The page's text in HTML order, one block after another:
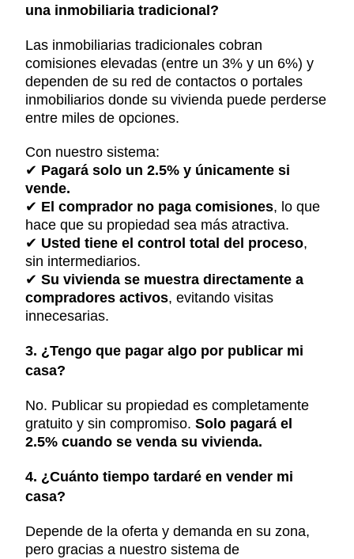
una inmobiliaria tradicional?
Las inmobiliarias tradicionales cobran
comisiones elevadas (entre un 3% y un 6%) y
dependen de su red de contactos o portales
inmobiliarios donde su vivienda puede perderse
entre miles de opciones.
Con nuestro sistema:
✔ Pagará solo un 2.5% y únicamente si
vende.
✔ El comprador no paga comisiones, lo que
hace que su propiedad sea más atractiva.
✔ Usted tiene el control total del proceso,
sin intermediarios.
✔Su vivienda se muestra directamente a
compradores activos, evitando visitas
innecesarias.
3. ¿Tengo que pagar algo por publicar mi
casa?
No. Publicar su propiedad es completamente
gratuito y sin compromiso.Solo pagará el
2.5% cuando se venda su vivienda.
4. ¿Cuánto tiempo tardaré en vender mi
casa?
Depende de la oferta y demanda en su zona,
pero gracias a nuestro sistema de